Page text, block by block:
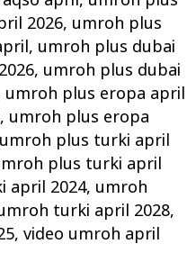
2026, umroh plus
, umroh plus dubai
, umroh plus dubai
umroh plus eropa april
, umroh plus eropa
umroh plus turki april
plus turki april
april 2024, umroh
turki april 2028,
,video umroh april